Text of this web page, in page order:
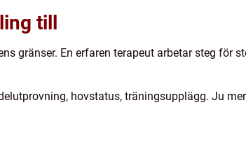
till
gränser. En erfaren terapeut arbetar steg för
hovstatus, träningsupplägg. Ju mer